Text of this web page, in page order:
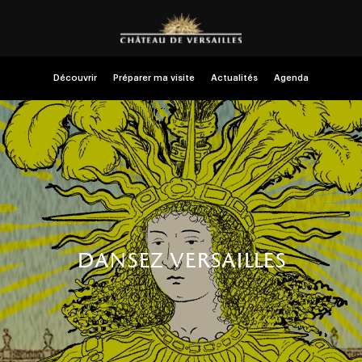
Découvrir Préparer ma visite Actualités Agenda
dansez versailles